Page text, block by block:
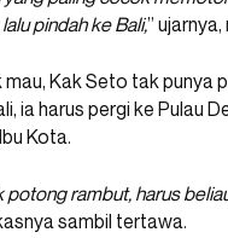
pindah ke Bali,”
mau, Kak Seto tak punya
ia harus pergi ke Pulau
Kota.
potong rambut, harus
sambil tertawa.